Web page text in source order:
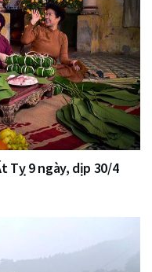
Tỵ 9 ngày, dịp 30/4